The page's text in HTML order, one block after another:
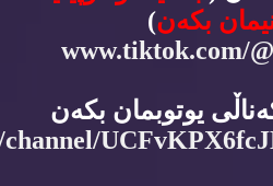
بكه‌ن)
www.tiktok.com/
یوتوبمان بكه‌ن